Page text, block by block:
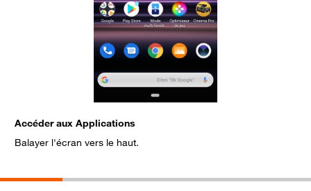
Accéder aux Applications
Balayer l'écran vers le haut.